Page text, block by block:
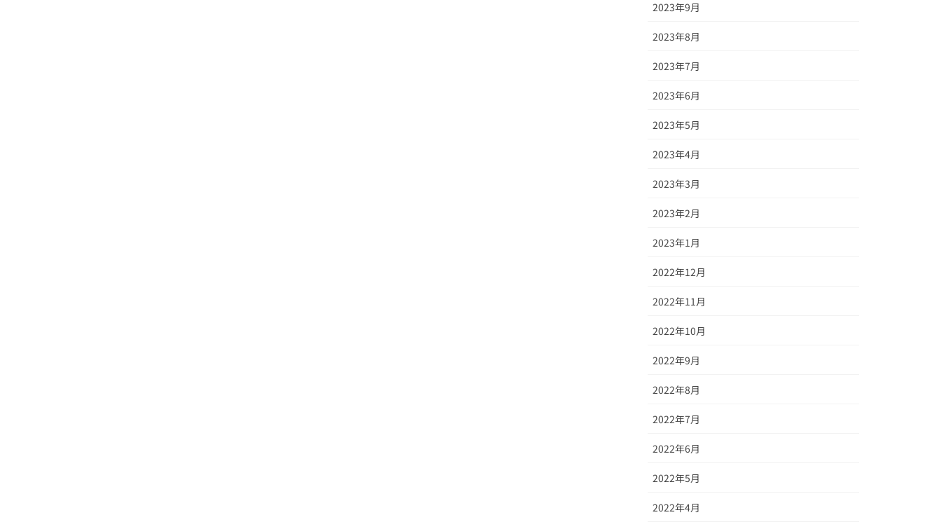
2023年9月
2023年8月
2023年7月
2023年6月
2023年5月
2023年4月
2023年3月
2023年2月
2023年1月
2022年12月
2022年11月
2022年10月
2022年9月
2022年8月
2022年7月
2022年6月
2022年5月
2022年4月